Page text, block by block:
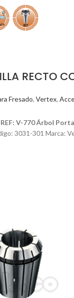
RECTO
Fresado, Vertex,
V-770Árbol
3031-301 Marca: